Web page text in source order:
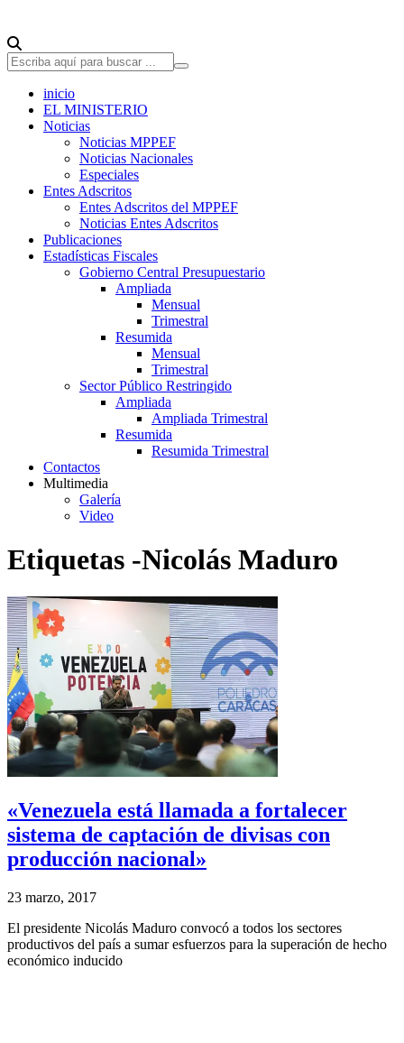
inicio
EL MINISTERIO
Noticias
Noticias MPPEF
Noticias Nacionales
Especiales
Entes Adscritos
Entes Adscritos del MPPEF
Noticias Entes Adscritos
Publicaciones
Estadísticas Fiscales
Gobierno Central Presupuestario
Ampliada
Mensual
Trimestral
Resumida
Mensual
Trimestral
Sector Público Restringido
Ampliada
Ampliada Trimestral
Resumida
Resumida Trimestral
Contactos
Multimedia
Galería
Video
Etiquetas -Nicolás Maduro
«Venezuela está llamada a fortalecer
sistema de captación de divisas con
producción nacional»
23 marzo, 2017
El presidente Nicolás Maduro convocó a todos los sectores
productivos del país a sumar esfuerzos para la superación de hecho
económico inducido